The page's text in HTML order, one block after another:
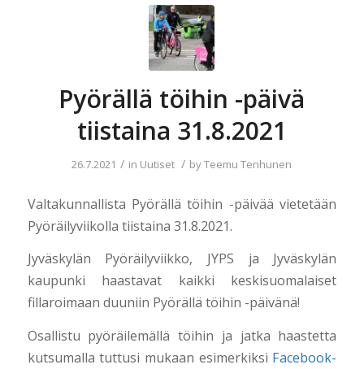
Pyörällä töihin -päivä
tiistaina 31.8.2021
26.7.2021 / in Uutiset / byTeemu Tenhunen
Valtakunnallista Pyörällä töihin -päivää vietetään
Pyöräilyviikolla tiistaina 31.8.2021.
Jyväskylän Pyöräilyviikko, JYPS ja Jyväskylän
kaupunki haastavat kaikki keskisuomalaiset
fillaroimaan duuniin Pyörällä töihin -päivänä!
Osallistu pyöräilemällä töihin ja jatka haastetta
kutsumalla tuttusi mukaan esimerkiksi Facebook-